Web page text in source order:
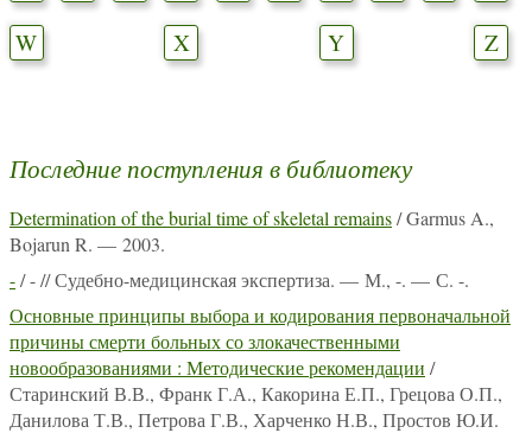
W
X Y Z
Последние поступления в библиотеку
Determination of the burial time of skeletal remains/ Garmus A.,
Bojarun R. — 2003.
-/ - // Судебно-медицинская экспертиза. — М., -. — С. -.
Основные принципы выбора и кодирования первоначальной
причины смерти больных со злокачественными
новообразованиями : Методические рекомендации /
Старинский В.В., Франк Г.А., Какорина Е.П., Грецова О.П.,
Данилова Т.В., Петрова Г.В., Харченко Н.В., Простов Ю.И.